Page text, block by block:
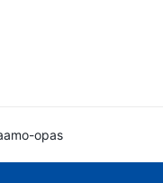
opas